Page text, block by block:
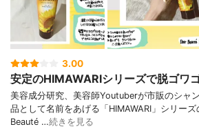
3.00
安定のHIMAWARIシリーズで脱ゴワ
美容成分研究、美容師Youtuberが市販のシャ
品として名前をあげる「HIMAWARI」シリー
Beauté …続きを見る